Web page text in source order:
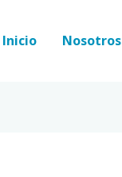
Inicio Nosotros